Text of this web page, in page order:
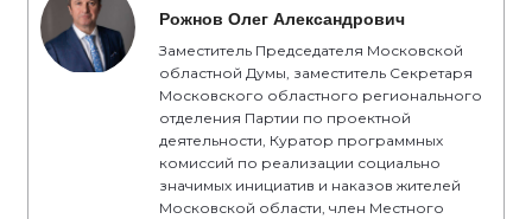
Рожнов Олег Александрович
Заместитель Председателя Московской
областной Думы, заместитель Секретаря
Московского областного регионального
отделения Партии по проектной
деятельности, Куратор программных
комиссий по реализации социально
значимых инициатив и наказов жителей
Московской области, член Местного